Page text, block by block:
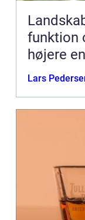
funktion
højere
Lars